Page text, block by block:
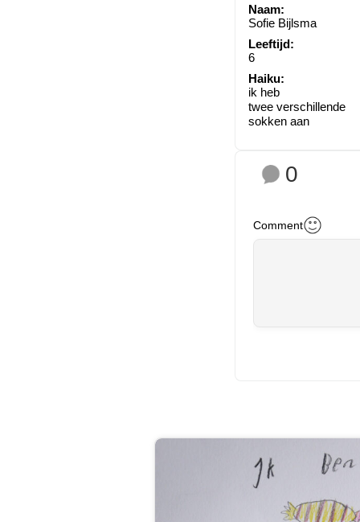
Naam:
Sofie Bijlsma
Leeftijd:
6
Haiku:
ik heb
twee verschillende
sokken aan
0
Comment